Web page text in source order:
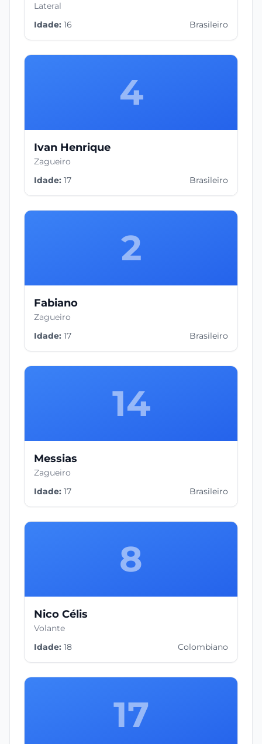
Lateral
Idade: 16 Brasileiro
4
Ivan Henrique
Zagueiro
Idade: 17 Brasileiro
2
Fabiano
Zagueiro
Idade: 17 Brasileiro
14
Messias
Zagueiro
Idade: 17 Brasileiro
8
Nico Célis
Volante
Idade: 18 Colombiano
17